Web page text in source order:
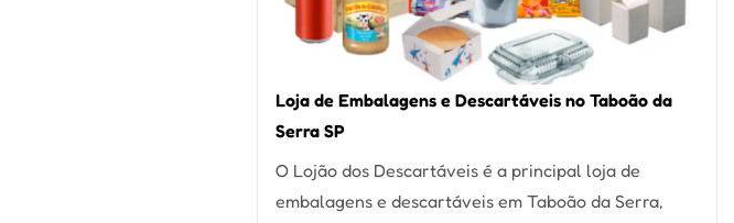
São
Carlos
SP
Loja de Embalagens e Descartáveis no Taboão da
Serra SP
O Lojão dos Descartáveis é a principal loja de
embalagens e descartáveis em Taboão da Serra,